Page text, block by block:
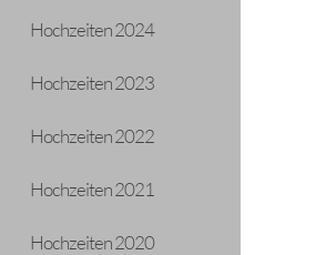
Hochzeiten 2024
Hochzeiten 2023
Hochzeiten 2022
Hochzeiten 2021
Hochzeiten 2020
21-12-202415:00 - 21:00
Frei